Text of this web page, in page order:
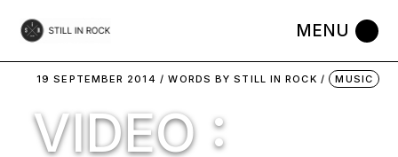
the
19 SEPTEMBER 2014 WORDS BYSTILL IN ROCK MUSIC
VIDEO :